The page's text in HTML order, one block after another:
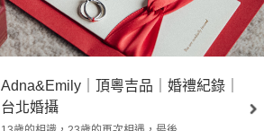
Adna&Emily｜頂粵吉品｜婚禮紀錄｜
台北婚攝